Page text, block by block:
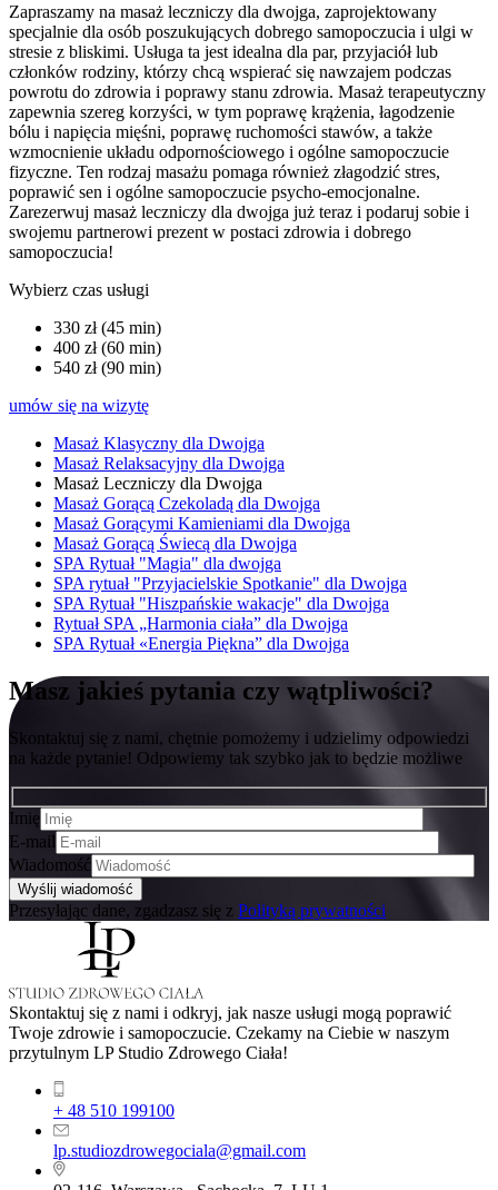
Zapraszamy na masaż leczniczy dla dwojga, zaprojektowany
specjalnie dla osób poszukujących dobrego samopoczucia i ulgi w
stresie z bliskimi. Usługa ta jest idealna dla par, przyjaciół lub
członków rodziny, którzy chcą wspierać się nawzajem podczas
powrotu do zdrowia i poprawy stanu zdrowia. Masaż terapeutyczny
zapewnia szereg korzyści, w tym poprawę krążenia, łagodzenie
bólu i napięcia mięśni, poprawę ruchomości stawów, a także
wzmocnienie układu odpornościowego i ogólne samopoczucie
fizyczne. Ten rodzaj masażu pomaga również złagodzić stres,
poprawić sen i ogólne samopoczucie psycho-emocjonalne.
Zarezerwuj masaż leczniczy dla dwojga już teraz i podaruj sobie i
swojemu partnerowi prezent w postaci zdrowia i dobrego
samopoczucia!
Wybierz czas usługi
330 zł (45 min)
400 zł (60 min)
540 zł (90 min)
umów się na wizytę
Masaż Klasyczny dla Dwojga
Masaż Relaksacyjny dla Dwojga
Masaż Leczniczy dla Dwojga
Masaż Gorącą Czekoladą dla Dwojga
Masaż Gorącymi Kamieniami dla Dwojga
Masaż Gorącą Świecą dla Dwojga
SPA Rytuał "Magia" dla dwojga
SPA rytuał "Przyjacielskie Spotkanie" dla Dwojga
SPA Rytuał "Hiszpańskie wakacje" dla Dwojga
Rytuał SPA „Harmonia ciała” dla Dwojga
SPA Rytuał «Energia Piękna” dla Dwojga
Masz jakieś pytania czy wątpliwości?
Skontaktuj się z nami, chętnie pomożemy i udzielimy odpowiedzi
na każde pytanie! Odpowiemy tak szybko jak to będzie możliwe
Imię
E-mail
Wiadomość
Przesyłając dane, zgadzasz się z Polityką prywatności
Skontaktuj się z nami i odkryj, jak nasze usługi mogą poprawić
Twoje zdrowie i samopoczucie. Czekamy na Ciebie w naszym
przytulnym LP Studio Zdrowego Ciała!
+ 48 510 199100
lp.studiozdrowegociala@gmail.com